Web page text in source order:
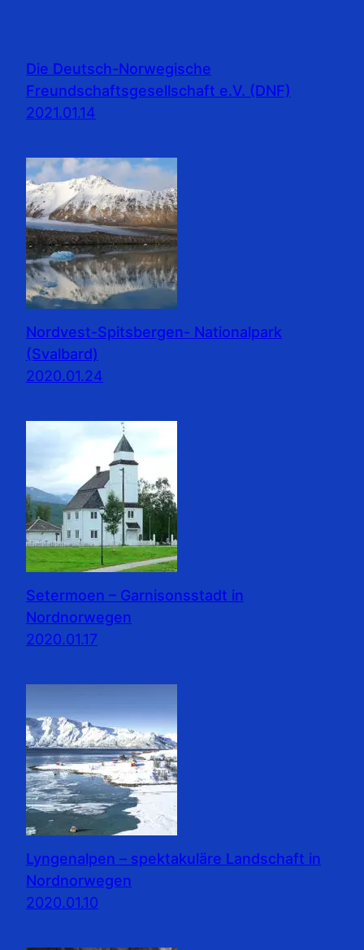
Die Deutsch-Norwegische
Freundschaftsgesellschaft e.V. (DNF)
2021.01.14
Nordvest-Spitsbergen- Nationalpark
(Svalbard)
2020.01.24
Setermoen – Garnisonsstadt in
Nordnorwegen
2020.01.17
Lyngenalpen – spektakuläre Landschaft in
Nordnorwegen
2020.01.10